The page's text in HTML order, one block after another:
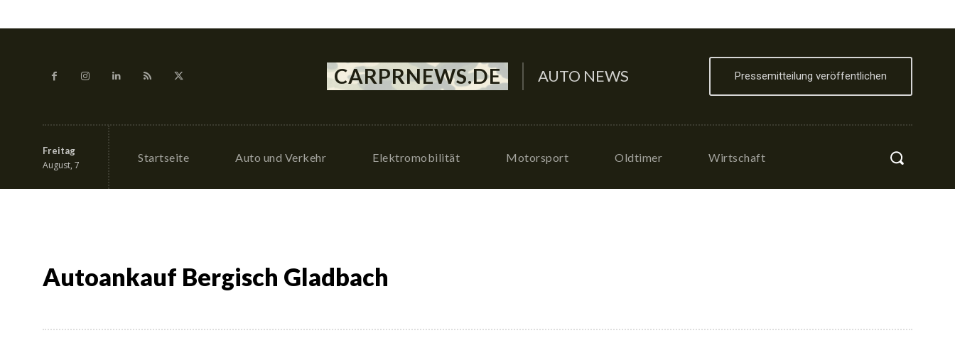
CARPRNEWS.DE AUTO NEWS Pressemitteilung veröffentlichen
Freitag
August, 7
Startseite Auto und Verkehr Elektromobilität Motorsport Oldtimer Wirtschaft
Autoankauf Bergisch Gladbach